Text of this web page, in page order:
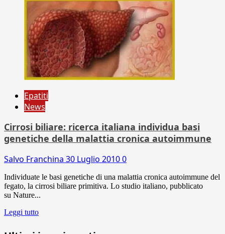
Epatiti
News
Cirrosi biliare: ricerca italiana individua basi
genetiche della malattia cronica autoimmune
Salvo Franchina 30 Luglio 20100
Individuate le basi genetiche di una malattia cronica autoimmune del
fegato, la cirrosi biliare primitiva. Lo studio italiano, pubblicato
su Nature...
Leggi tutto